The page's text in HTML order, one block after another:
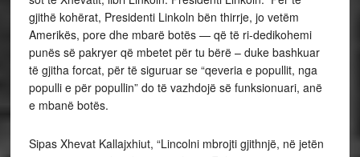
gjithë kohërat, Presidenti Linkoln bën thirrje, jo vetëm
Amerikës, pore dhe mbarë botës — që të ri-dedikohemi
punës së pakryer që mbetet për tu bërë – duke bashkuar
të gjitha forcat, për të siguruar se “qeveria e popullit, nga
populli e për popullin” do të vazhdojë së funksionuari, anë
e mbanë botës.
Sipas Xhevat Kallajxhiut, “Lincolni mbrojti gjithnjë, në jetën